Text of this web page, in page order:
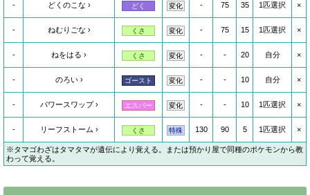
- どくのこな どく 変化 - 75 35 1匹選択 ×
- ねむりごな くさ 変化 - 75 15 1匹選択 ×
- ねをはる くさ 変化 - - 20 自分 ×
- のろい ゴースト 変化 - - 10 自分 ×
- パワースワップ エスパー 変化 - - 10 1匹選択 ×
- リーフストーム くさ 特殊 130 90 5 1匹選択 ×
※タマゴわざはタマタマが遺伝により覚える。または預かり屋で同種のポケモンから教
わって覚える。